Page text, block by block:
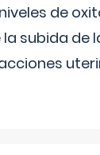
de
subida de